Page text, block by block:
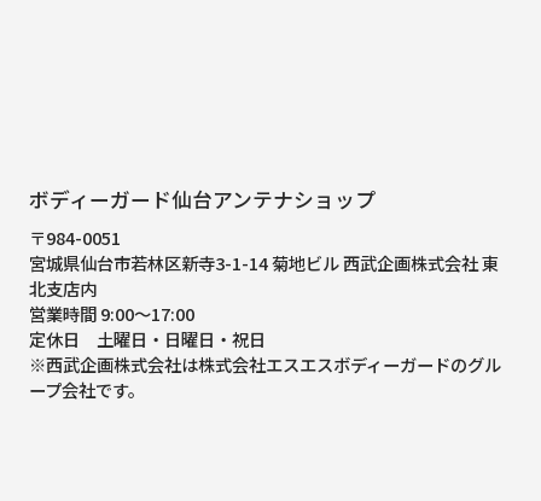
ボディーガード仙台アンテナショップ
〒984-0051
宮城県仙台市若林区新寺3-1-14 菊地ビル 西武企画株式会社 東
北支店内
営業時間 9:00～17:00
定休日 土曜日・日曜日・祝日
※西武企画株式会社は株式会社エスエスボディーガードのグル
ープ会社です。